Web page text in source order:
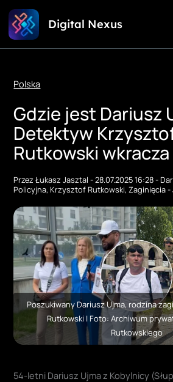
Przejdź
do
treści
Digital Nexus
Polska
Gdzie jest Dariusz
Detektyw
Rutkowski
PrzezŁukasz Jasztal-28.07.2025 16:28-
Policyjna,Krzysztof Rutkowski,Zaginięcia-
Poszukiwany Dariusz Ujma, rodzina
Rutkowski | Foto: Archiwum
Rutkowskiego
54-letni Dariusz Ujma z Kobylnicy